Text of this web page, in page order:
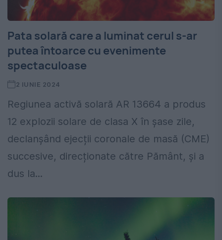
Pata solară care a luminat cerul s-ar
putea întoarce cu evenimente
spectaculoase
2 IUNIE 2024
Regiunea activă solară AR 13664 a produs
12 explozii solare de clasa X în șase zile,
declanșând ejecții coronale de masă (CME)
succesive, direcționate către Pământ, și a
dus la...